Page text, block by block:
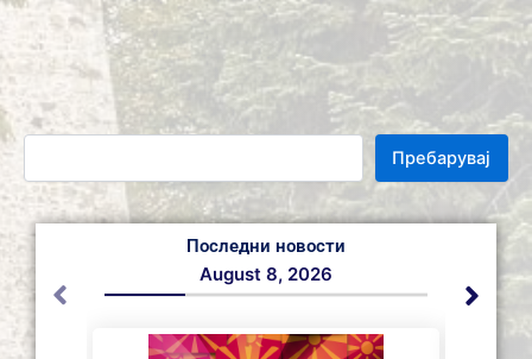
Пребарувај
Последни новости
August 8, 2026